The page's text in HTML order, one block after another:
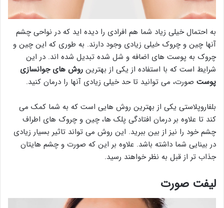
به احتمال خیلی زیاد شما هم افرادی را دیده اید که در نواحی چشم
آنها چین و چروک خیلی زیادی وجود دارند. به طوری که این چین و
چروک به پوست های اضافه و شل شده تبدیل شده اند. در این
شرایط است که با استفاده از یکی از بهترین روش های جوانسازی
پوست صورت، می توانید تا حد خیلی زیادی آنها را درمان کنید.
بلفاروپلاستی یکی از بهترین روش هایی است که به شما کمک می
کند تا علاوه بر درمان افتادگی پلک ها، چین و چروک های اطراف
چشم خود را نیز از بین ببرید. این روش می تواند تاثیر بسیار زیادی
در بینایی شما داشته باشد. علاوه بر این که صورت و چشم هایتان
جذاب تر از قبل به نظر خواهند رسید.
لیفت صورت